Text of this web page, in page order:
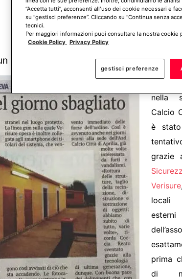
allarme? Calcola ora il tuo
nella
Calcio
è
grazie
Verisure
esterni
prima
di
“Accetta tutti”, acconsenti all'uso dei cookie necessari e
su “gestisci preferenze”. Cliccando su “Continua senza
tecnici.
Per maggiori informazioni puoi consultare la nostra cookie
Cookie Policy Privacy Policy
gestisci preferenze